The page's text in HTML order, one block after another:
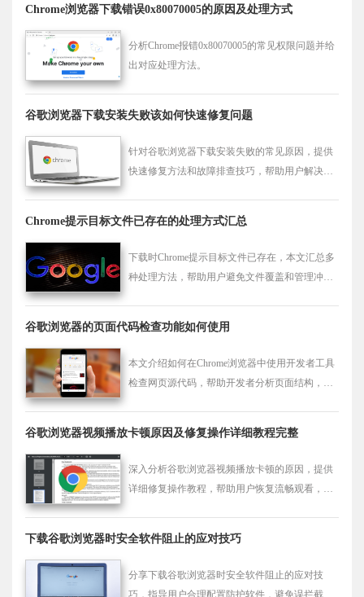
Chrome浏览器下载错误0x80070005的原因及处理方式
分析Chrome报错0x80070005的常见权限问题并给
出对应处理方法。
谷歌浏览器下载安装失败该如何快速修复问题
针对谷歌浏览器下载安装失败的常见原因，提供
快速修复方法和故障排查技巧，帮助用户解决安
Chrome提示目标文件已存在的处理方式汇总
下载时Chrome提示目标文件已存在，本文汇总多
种处理方法，帮助用户避免文件覆盖和管理冲
谷歌浏览器的页面代码检查功能如何使用
本文介绍如何在Chrome浏览器中使用开发者工具
检查网页源代码，帮助开发者分析页面结构，提
谷歌浏览器视频播放卡顿原因及修复操作详细教程完整
深入分析谷歌浏览器视频播放卡顿的原因，提供
详细修复操作教程，帮助用户恢复流畅观看，提
下载谷歌浏览器时安全软件阻止的应对技巧
分享下载谷歌浏览器时安全软件阻止的应对技
巧，指导用户合理配置防护软件，避免误拦截下